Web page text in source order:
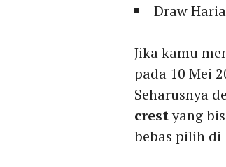
Draw
Jika kamu
pada 10 Mei
Seharusnya
crestyang
bebas pilih di